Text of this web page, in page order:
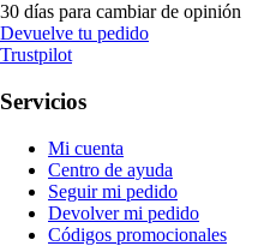
30 días para cambiar de opinión
Devuelve tu pedido
Trustpilot
Servicios
Mi cuenta
Centro de ayuda
Seguir mi pedido
Devolver mi pedido
Códigos promocionales